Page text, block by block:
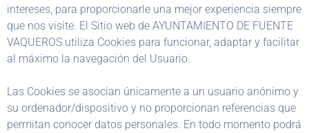
intereses, para proporcionarle una mejor experiencia siempre
que nos visite. El Sitio web de AYUNTAMIENTO DE FUENTE
VAQUEROS utiliza Cookies para funcionar, adaptar y facilitar
al máximo la navegación del Usuario.
Las Cookies se asocian únicamente a un usuario anónimo y
su ordenador/dispositivo y no proporcionan referencias que
permitan conocer datos personales. En todo momento podrá